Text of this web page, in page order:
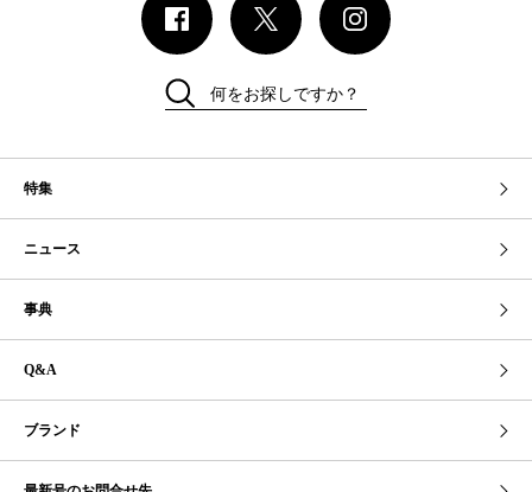
特集
ニュース
事典
Q&A
ブランド
何をお探しですか？